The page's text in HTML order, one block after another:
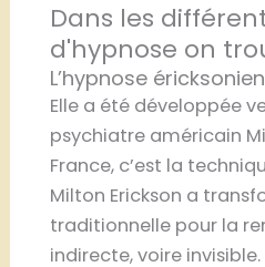
Dans les
d'hypnose on
L’hypnose
Elle a été développée
psychiatre américain
France, c’est la
Milton Erickson a
traditionnelle pour la
indirecte, voire invisible.